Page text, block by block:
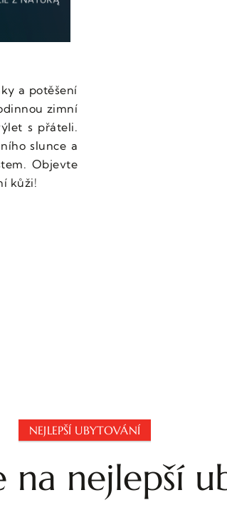
a potěšení
zimní
s přáteli.
slunce a
Objevte
kůži!
NEJLEPŠÍ UBYTOVÁNÍ
na nejlepší